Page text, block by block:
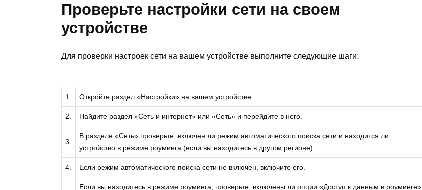
Проверьте настройки сети на своем
устройстве
Для проверки настроек сети на вашем устройстве выполните следующие шаги:
1. Откройте раздел «Настройки» на вашем устройстве.
2. Найдите раздел «Сеть и интернет» или «Сеть» и перейдите в него.
3.
В разделе «Сеть» проверьте, включен ли режим автоматического поиска сети и находится ли
устройство в режиме роуминга (если вы находитесь в другом регионе).
4. Если режим автоматического поиска сети не включен, включите его.
Если вы находитесь в режиме роуминга, проверьте, включены ли опции «Доступ к данным в роуминге»